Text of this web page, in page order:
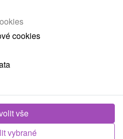
Teplic
krásy Horního Turca,
do dávné minulosti
v bazénech svým
cookies
vybrané
vše